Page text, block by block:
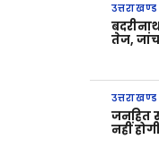
उत्तराखण्ड
तेज,
उत्तराखण्ड
जनहित
नहीं